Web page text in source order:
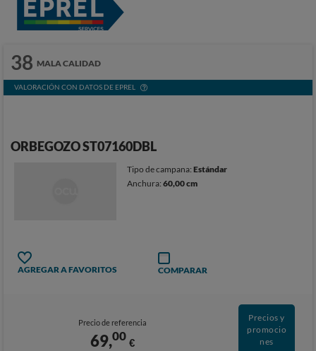
38 MALA CALIDAD
VALORACIÓN CON DATOS DE EPREL
ORBEGOZO ST07160DBL
Tipo de campana:Estándar
Anchura:60,00 cm
AGREGAR A FAVORITOS COMPARAR
Precio de referencia
69,00 €
Precios y
promocio
nes